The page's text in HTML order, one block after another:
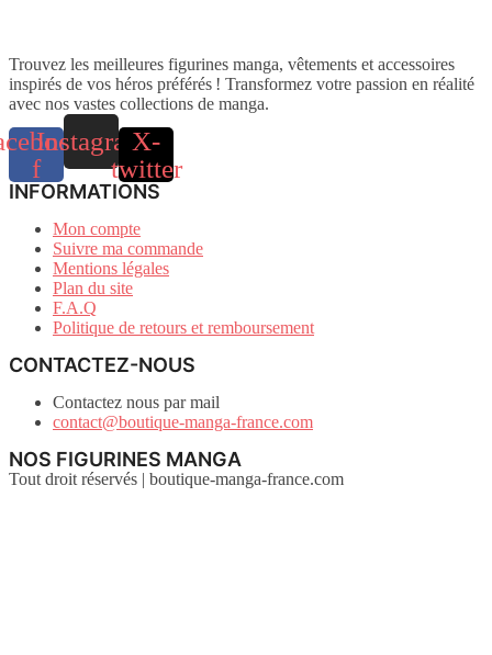
Trouvez les meilleures figurines manga, vêtements et accessoires
inspirés de vos héros préférés ! Transformez votre passion en réalité
avec nos vastes collections de manga.
f
InstagramX-
twitter
INFORMATIONS
Mon compte
Suivre ma commande
Mentions légales
Plan du site
F.A.Q
Politique de retours et remboursement
CONTACTEZ-NOUS
Contactez nous par mail
contact@boutique-manga-france.com
NOS FIGURINES MANGA
Tout droit réservés | boutique-manga-france.com